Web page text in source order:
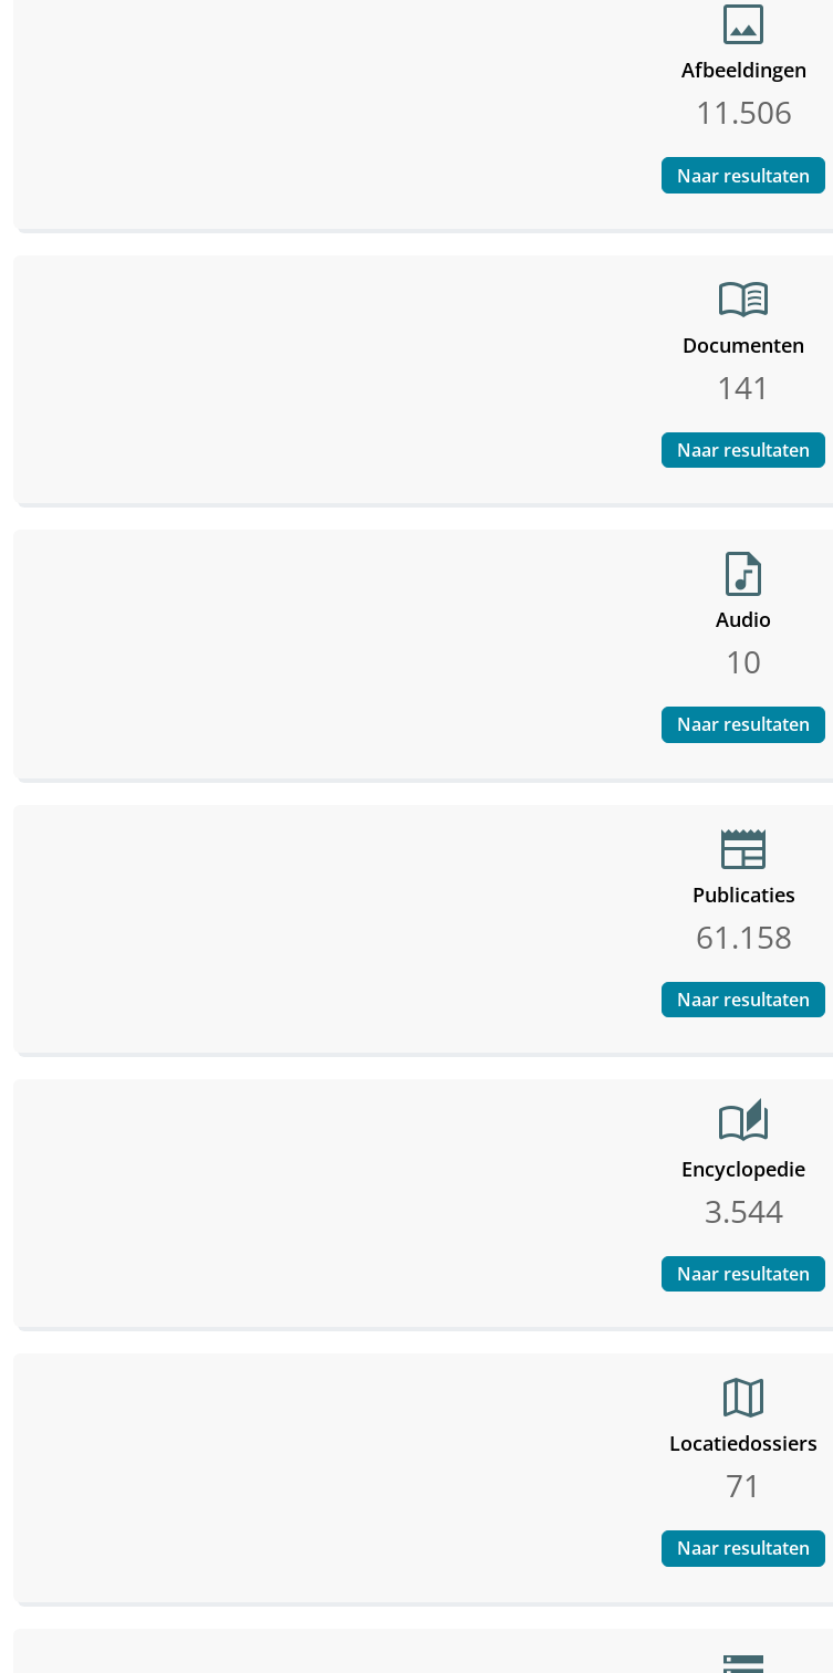
image
Afbeeldingen
11.506
Naar resultaten
menu_book
Documenten
141
Naar resultaten
audio_file
Audio
10
Naar resultaten
newspaper
Publicaties
61.158
Naar resultaten
auto_stories
Encyclopedie
3.544
Naar resultaten
map
Locatiedossiers
71
Naar resultaten